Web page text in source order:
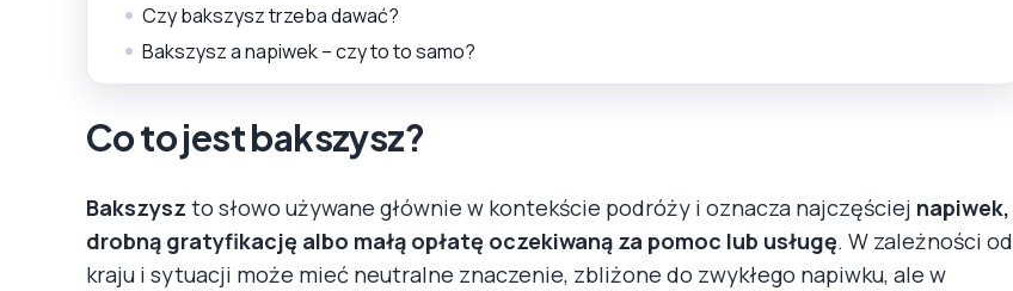
Czy bakszysz trzeba dawać?
Bakszysz a napiwek – czy to to samo?
Co to jest bakszysz?
Bakszysz to słowo używane głównie w kontekście podróży i oznacza najczęściej napiwek,
drobną gratyfikację albo małą opłatę oczekiwaną za pomoc lub usługę. W zależności od
kraju i sytuacji może mieć neutralne znaczenie, zbliżone do zwykłego napiwku, ale w